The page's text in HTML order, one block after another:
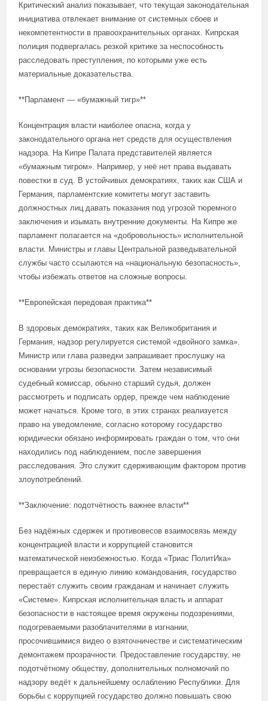
Критический анализ показывает, что текущая законодательная
инициатива отвлекает внимание от системных сбоев и
некомпетентности в правоохранительных органах. Кипрская
полиция подвергалась резкой критике за неспособность
расследовать преступления, по которыми уже есть
материальные доказательства.
**Парламент — «бумажный тигр»**
Концентрация власти наиболее опасна, когда у
законодательного органа нет средств для осуществления
надзора. На Кипре Палата представителей является
«бумажным тигром». Например, у неё нет права выдавать
повестки в суд. В устойчивых демократиях, таких как США и
Германия, парламентские комитеты могут заставить
должностных лиц давать показания под угрозой тюремного
заключения и изымать внутренние документы. На Кипре же
парламент полагается на «добровольность» исполнительной
власти. Министры и главы Центральной разведывательной
службы часто ссылаются на «национальную безопасность»,
чтобы избежать ответов на сложные вопросы.
**Европейская передовая практика**
В здоровых демократиях, таких как Великобритания и
Германия, надзор регулируется системой «двойного замка».
Министр или глава разведки запрашивает прослушку на
основании угрозы безопасности. Затем независимый
судебный комиссар, обычно старший судья, должен
рассмотреть и подписать ордер, прежде чем наблюдение
может начаться. Кроме того, в этих странах реализуется
право на уведомление, согласно которому государство
юридически обязано информировать граждан о том, что они
находились под наблюдением, после завершения
расследования. Это служит сдерживающим фактором против
злоупотреблений.
**Заключение: подотчётность важнее власти**
Без надёжных сдержек и противовесов взаимосвязь между
концентрацией власти и коррупцией становится
математической неизбежностью. Когда «Триас ПолитИка»
превращается в единую линию командования, государство
перестаёт служить своим гражданам и начинает служить
«Системе». Кипрская исполнительная власть и аппарат
безопасности в настоящее время окружены подозрениями,
подогреваемыми разоблачителями в изгнании,
просочившимися видео о взяточничестве и систематическим
демонтажем прозрачности. Предоставление государству, не
подотчётному обществу, дополнительных полномочий по
надзору ведёт к дальнейшему ослаблению Республики. Для
борьбы с коррупцией государство должно повышать свою